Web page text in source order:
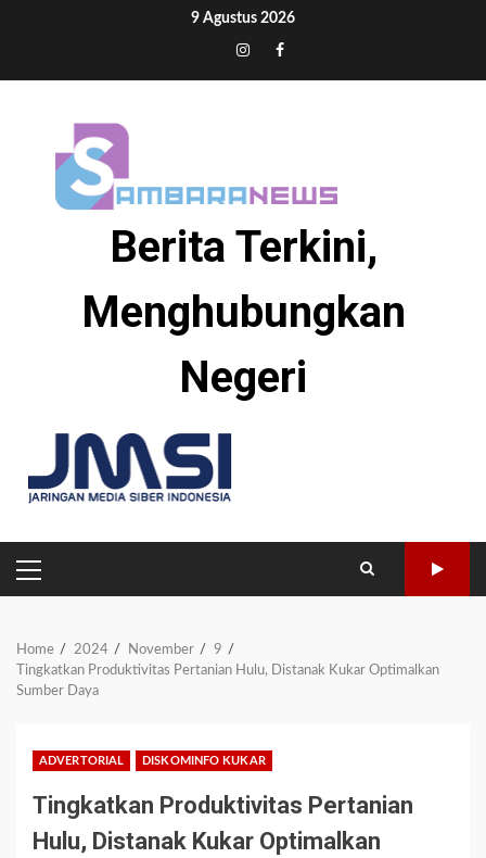
9 Agustus 2026
Tiktok
InstagramFacebook
Berita Terkini,
Menghubungkan
Negeri
PRIMARY
MENU
Home 2024 November
9
Tingkatkan Produktivitas Pertanian Hulu, Distanak Kukar Optimalkan
Sumber Daya
ADVERTORIAL DISKOMINFO KUKAR
Tingkatkan Produktivitas Pertanian
Hulu, Distanak Kukar Optimalkan